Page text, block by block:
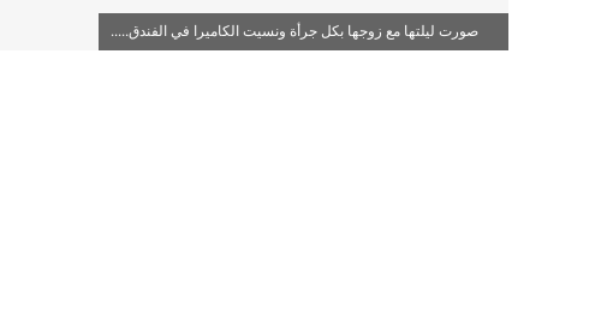
صورت ليلتها مع زوجها بكل جرأة ونسيت الكاميرا في الفندق.....